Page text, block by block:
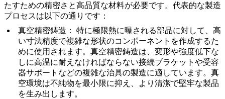
たすための精密さと高品質な材料が必要です。代表的な製造
プロセスは以下の通りです：
真空精密鋳造 ： 特に極限熱に曝される部品に対して、高
い寸法精度で複雑な形状のコンポーネントを作成するた
めに使用されます。 真空精密鋳造は、変形や強度低下な
しに高温に耐えなければならない接続ブラケットや受容
器サポートなどの複雑な治具の製造に適しています。真
空環境は不純物を最小限に抑え、より清潔で堅牢な製品
を生み出します。